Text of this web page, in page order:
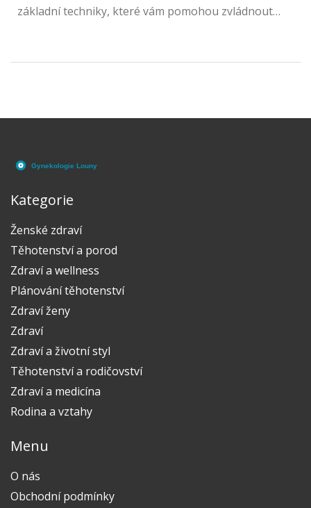
základní techniky, které vám pomohou zvládnout
Kategorie
Ženské zdraví
Těhotenství a porod
Zdraví a wellness
Plánování těhotenství
Zdraví ženy
Zdraví
Zdraví a životní styl
Těhotenství a rodičovství
Zdraví a medicína
Rodina a vztahy
Menu
O nás
Obchodní podmínky